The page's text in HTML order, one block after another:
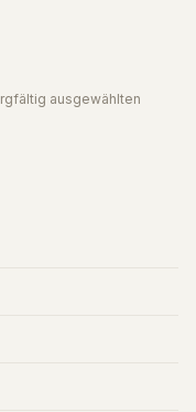
ausgewählten